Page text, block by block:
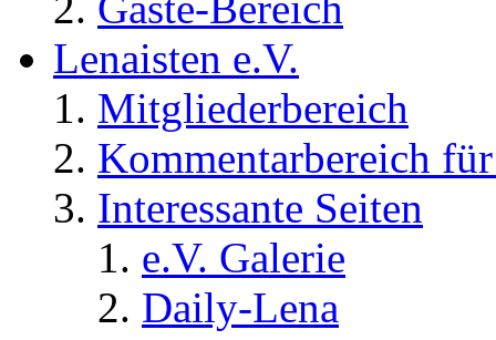
Lenaisten e.V.
Mitgliederbereich
Kommentarbereich
Interessante Seiten
e.V. Galerie
Daily-Lena